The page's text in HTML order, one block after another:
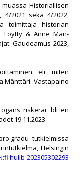
Historiallisen
4/2021 sekä 4/2022,
toimittaja historian
Löytty & Anne Män-
Gaudeamus 2023,
eli miten
Mänttäri. Vastapaino
riskerar bli en
19.11.2023.
gradu -tutkielmissa
Helsingin
202305302293